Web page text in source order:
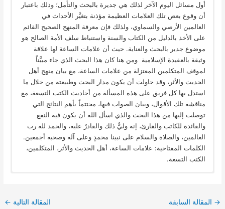
أول مسائل اليوم الآخر لذلك هي جديرة بالبحث والتأمل؛ وذلك باعتبار
أن وقوع بعض تلك العلامات العظيمة مؤذنة بتغيَّر الأحداث في
العالمين الأرضي والسماوي، ولذلك فإن معرفة المنهج الصحيح القائم
على الأخذ بالدليل من الكتاب والسنة واستنباط سلف الأمة الصالح هو
موضوع جدير بالبحث والعناية. حيث أن علامات الساعة لها علاقة
وثيقة بالعقيدة الإسلامية ومن هنا كان هذا البحث الذي جاء مبيَّناً
لموقف المتكلمين المعتزلة من علامات الساعة، مع بيان منهح أهل
الحديث والأثر، وقد حاولت أن يكون مدار البحث وطبيعته من خلال ما
استدل بها كل فريق على هذه المسألة من أحاديث الكتب التسعة، مع
مناقشة تلك الأقوال، وبيان الصواب فيها، مختتماً بأهم النتائج التي
توصلت إليها من هذا البحث والذي اسأل الله أن يكون فيه النفع
والفائدة للكاتب والقارئ، إنه وليُّ ذلك والقادرُ عليه، والحمد لله رب
العالمين، والصلاة والسلام على نبينا محمدٍ وعلى آله وصحبه أجمعين.
الكلمات المفتاحية: علامات الساعة، أهل الحديث والأثر، المتكلمين،
الكتب التسعة.
→ المقالة السابقة المقالة التالية ←